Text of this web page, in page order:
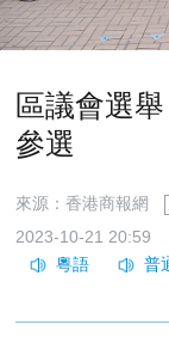
區議會選
參選
來源：香港商報網
2023-10-21 20:59